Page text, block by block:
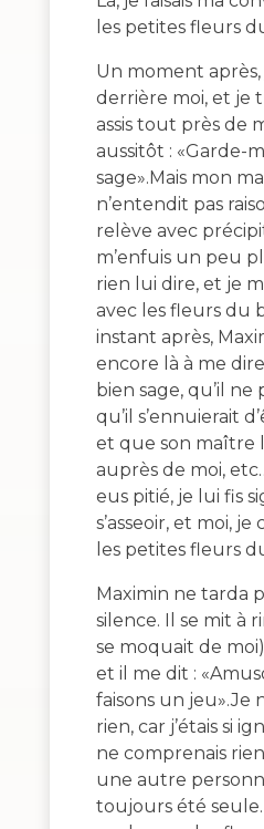
les petites fleurs
Un moment
derrière moi, et je
assis tout près de
aussitôt : «Garde-
sage».Mais mon
n’entendit pas
relève avec
m’enfuis un peu
rien lui dire, et je
avec les fleurs du
instant après,
encore là à me
bien sage, qu’il ne
qu’il s’ennuierait
et que son maître
auprès de moi,
eus pitié, je lui fis
s’asseoir, et moi,
les petites fleurs
Maximin ne tarda
silence. Il se mit à
se moquait de
et il me dit :
faisons un jeu».Je
rien, car j’étais si
ne comprenais
une autre
toujours été seule.